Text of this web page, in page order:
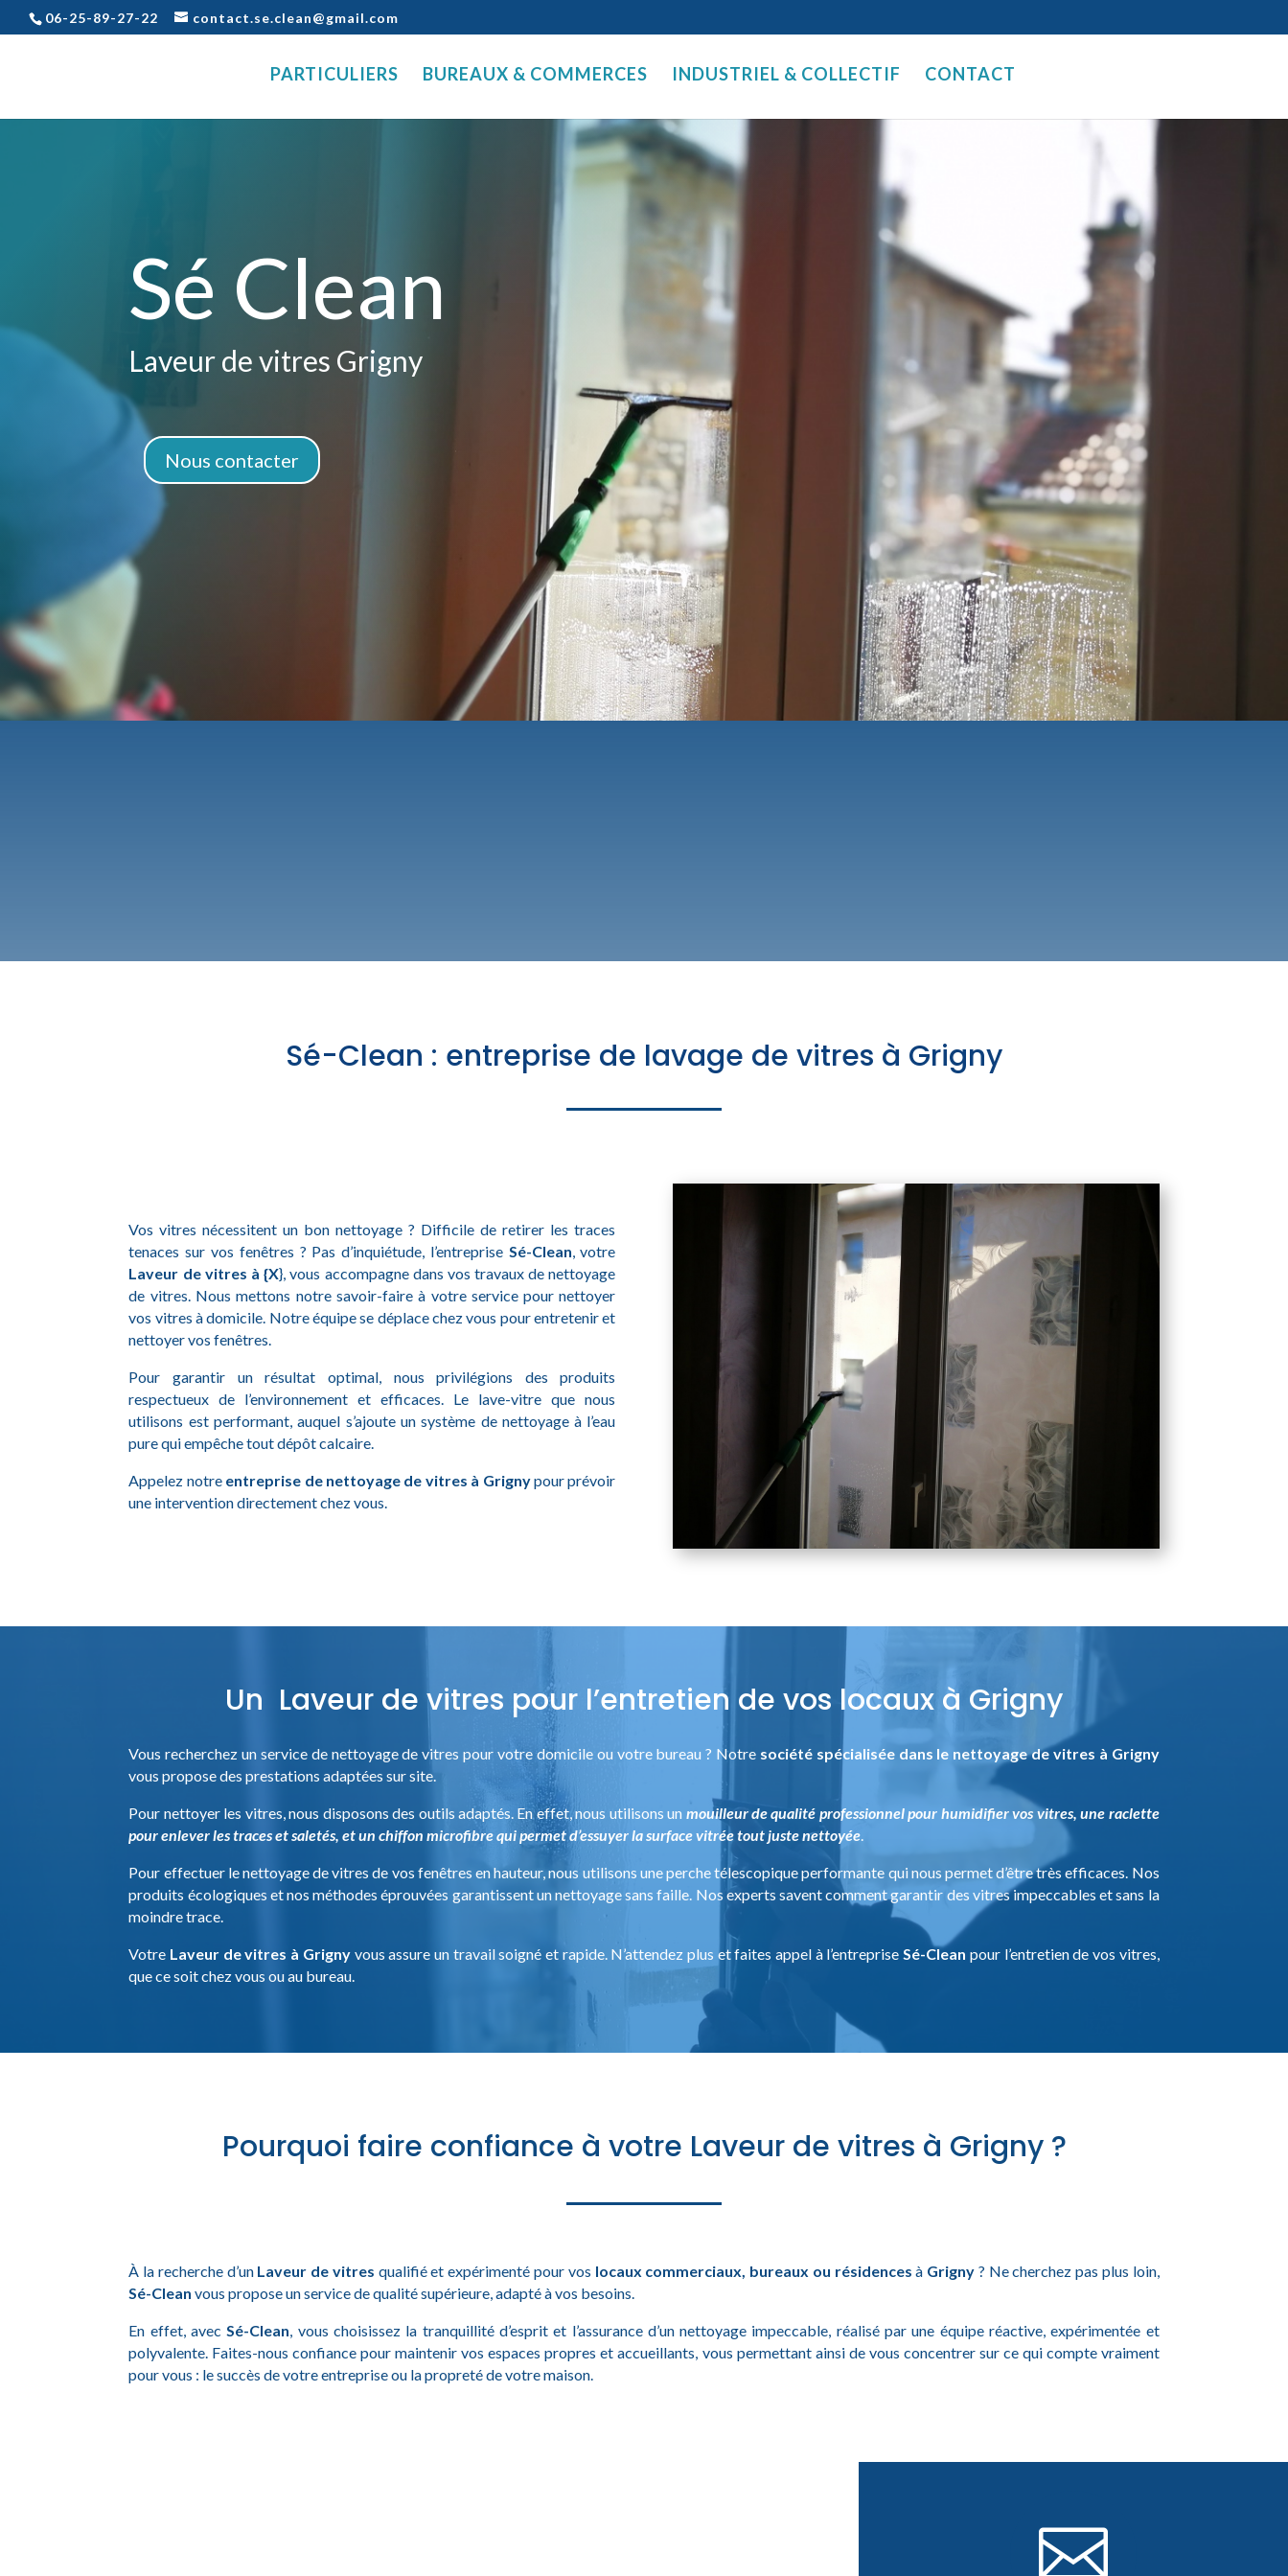
06-25-89-27-22 contact.se.clean@gmail.com
PARTICULIERS BUREAUX & COMMERCES INDUSTRIEL & COLLECTIF CONTACT
Sé Clean
Laveur de vitres Grigny
Nous contacter
Sé-Clean : entreprise de lavage de vitres à Grigny
Vos vitres nécessitent un bon nettoyage ? Difficile de retirer les traces
tenaces sur vos fenêtres ? Pas d’inquiétude, l’entrepriseSé-Clean, votre
Laveur de vitres à {X}, vous accompagne dans vos travaux de nettoyage
de vitres. Nous mettons notre savoir-faire à votre service pour nettoyer
vos vitres à domicile. Notre équipe se déplace chez vous pour entretenir et
nettoyer vos fenêtres.
Pour garantir un résultat optimal, nous privilégions des produits
respectueux de l’environnement et efficaces. Le lave-vitre que nous
utilisons est performant, auquel s’ajoute un système de nettoyage à l’eau
pure qui empêche tout dépôt calcaire.
Appelez notre entreprise de nettoyage de vitres à Grignypour prévoir
une intervention directement chez vous.
Un Laveur de vitres pour l’entretien de vos locaux à Grigny
Vous recherchez un service de nettoyage de vitres pour votre domicile ou votre bureau ? Notre société spécialisée dans le nettoyage de vitres à Grigny
vous propose des prestations adaptées sur site.
Pour nettoyer les vitres, nous disposons des outils adaptés. En effet, nous utilisons un mouilleur de qualité professionnel pour humidifier vos vitres, une raclette
pour enlever les traces et saletés, et un chiffon microfibre qui permet d’essuyer la surface vitrée tout juste nettoyée
Pour effectuer le nettoyage de vitres de vos fenêtres en hauteur, nous utilisons une perche télescopique performante qui nous permet d’être très efficaces. Nos
produits écologiques et nos méthodes éprouvées garantissent un nettoyage sans faille. Nos experts savent comment garantir des vitres impeccables et sans la
moindre trace.
Votre Laveur de vitres à Grignyvous assure un travail soigné et rapide. N’attendez plus et faites appel à l’entreprise Sé-Clean pour l’entretien de vos vitres,
que ce soit chez vous ou au bureau.
Pourquoi faire confiance à votre Laveur de vitres à Grigny ?
À la recherche d’un Laveur de vitres qualifié et expérimenté pour vos locaux commerciaux, bureaux ou résidences à Grigny ? Ne cherchez pas plus loin,
Sé-Clean vous propose un service de qualité supérieure, adapté à vos besoins.
En effet, avec Sé-Clean , vous choisissez la tranquillité d’esprit et l’assurance d’un nettoyage impeccable, réalisé par une équipe réactive, expérimentée et
polyvalente. Faites-nous confiance pour maintenir vos espaces propres et accueillants, vous permettant ainsi de vous concentrer sur ce qui compte vraiment
pour vous : le succès de votre entreprise ou la propreté de votre maison.
